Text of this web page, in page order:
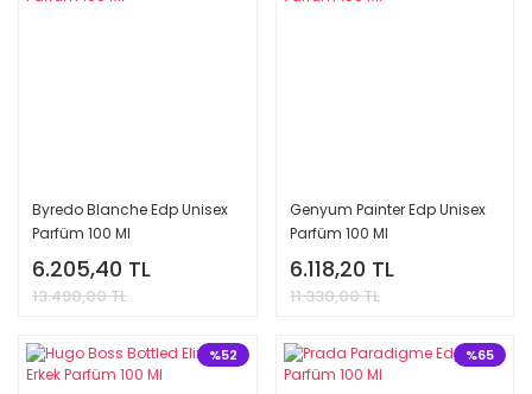
Byredo Blanche Edp Unisex
Parfüm 100 Ml
6.205,40 TL
13.490,00 TL
Genyum Painter Edp Unisex
Parfüm 100 Ml
6.118,20 TL
11.330,00 TL
%52 %65